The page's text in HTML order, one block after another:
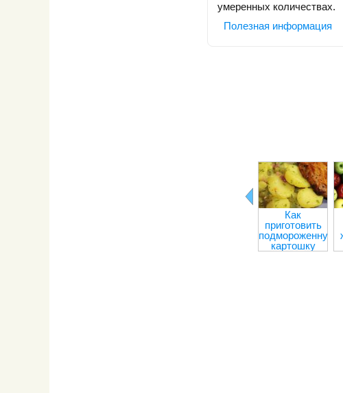
умеренных количествах.
Полезная информация
Как
приготовить
подмороженную
картошку